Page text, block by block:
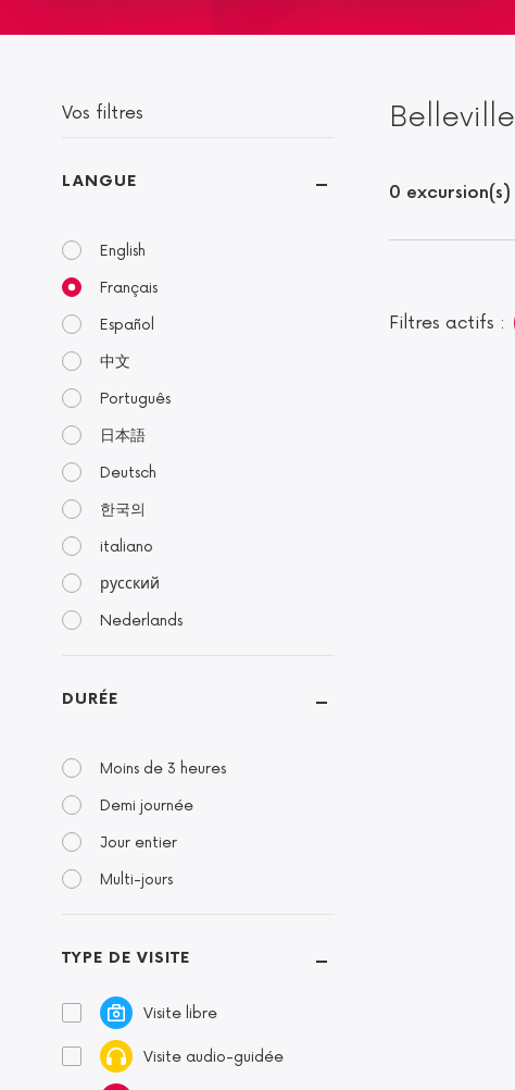
Belleville
0 excursion(s)
Filtres actifs :
Vos filtres
LANGUE
English
Français
Español
中文
Português
日本語
Deutsch
한국의
italiano
русский
Nederlands
DURÉE
Moins de 3 heures
Demi journée
Jour entier
Multi-jours
TYPE DE VISITE
Visite libre
Visite audio-guidée